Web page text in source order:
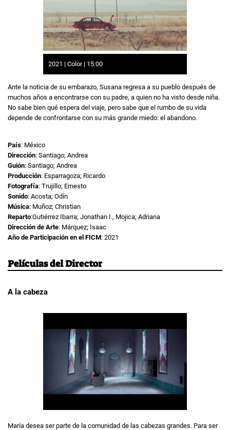
2021 | Color | 15:00
Ante la noticia de su embarazo, Susana regresa a su pueblo después de
muchos años a encontrarse con su padre, a quien no ha visto desde niña.
No sabe bien qué espera del viaje, pero sabe que el rumbo de su vida
depende de confrontarse con su más grande miedo: el abandono.
País: México
Dirección: Santiago; Andrea
Guión: Santiago; Andrea
Producción: Esparragoza; Ricardo
Fotografía: Trujillo; Ernesto
Sonido: Acosta; Odín
Música: Muñoz; Christian
Reparto:Gutiérrez Ibarra; Jonathan I., Mojica; Adriana
Dirección de Arte: Márquez; Isaac
Año de Participación en el FICM: 2021
Películas del Director
A la cabeza
María desea ser parte de la comunidad de las cabezas grandes. Para ser